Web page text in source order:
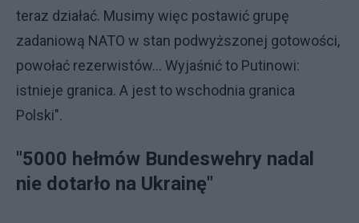
teraz działać. Musimy więc postawić grupę
zadaniową NATO w stan podwyższonej gotowości,
powołać rezerwistów... Wyjaśnić to Putinowi:
istnieje granica. A jest to wschodnia granica
Polski".
"5000 hełmów Bundeswehry nadal
nie dotarło na Ukrainę"